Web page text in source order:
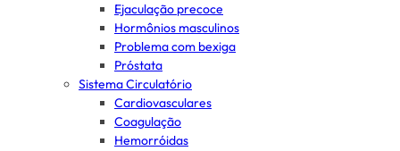
Ejaculação precoce
Hormônios masculinos
Problema com bexiga
Próstata
Sistema Circulatório
Cardiovasculares
Coagulação
Hemorróidas